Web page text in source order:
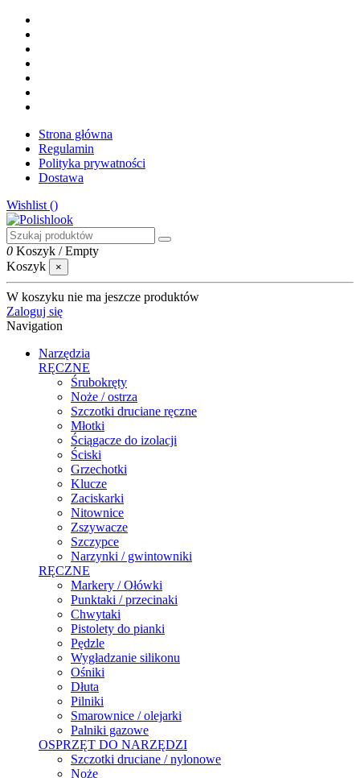
Strona główna
Regulamin
Polityka prywatności
Dostawa
Wishlist ()
0 Koszyk /Empty
Koszyk
×
W koszyku nie ma jeszcze produktów
Zaloguj się
Navigation
Narzędzia
RĘCZNE
Śrubokręty
Noże / ostrza
Szczotki druciane ręczne
Młotki
Ściągacze do izolacji
Ściski
Grzechotki
Klucze
Zaciskarki
Nitownice
Zszywacze
Szczypce
Narzynki / gwintowniki
RĘCZNE
Markery / Ołówki
Punktaki / przecinaki
Chwytaki
Pistolety do pianki
Pędzle
Wygładzanie silikonu
Ośniki
Dłuta
Pilniki
Smarownice / olejarki
Palniki gazowe
OSPRZĘT DO NARZĘDZI
Szczotki druciane / nylonowe
Noże